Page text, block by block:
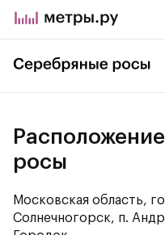
росы
Московская область,
Солнечногорск, п.